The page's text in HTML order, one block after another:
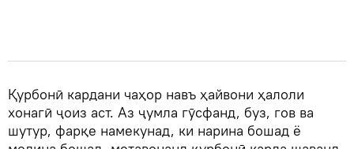
Қурбонӣ кардани чаҳор навъ ҳайвони ҳалоли
хонагӣ ҷоиз аст. Аз ҷумла гӯсфанд, буз, гов ва
шутур, фарқе намекунад, ки нарина бошад ё